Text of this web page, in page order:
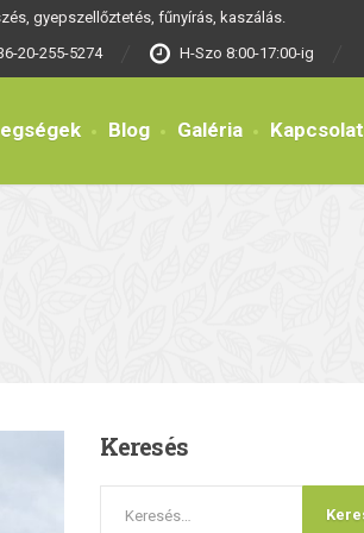
gyepszellőztetés, fűnyírás, kaszálás.
20-255-5274
H-Szo 8:00-17:00-ig
Blog Galéria Kapcsolat
Keresés